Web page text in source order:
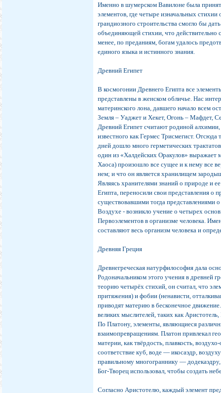
Именно в шумерском Вавилоне была
элементов, где четыре изначальных
грандиозного строительства смогло бы
объединяющей стихии, что
менее, по преданиям, богам удалось
единого языка и истинного знания.
Древний Египет
В космогонии Древнего Египта все
представлены в женском обличье. Нас
материнского лона, давшего начало всем
Земля – Уаджет и Хекет, Огонь – Мафдет,
Древний Египет считают родиной алхимии,
известного как Гермес Трисмегист.
дней дошло много герметических
один из «Халдейских Оракулов»
Хаоса) произошло все сущее и к нему все
нем; и что он является хранилищем
Являясь хранителями знаний о природе и
Египта, переносили свои представления о
существовавшими тогда представлениями
Воздухе - возникло учение о четырех
Первоэлементов в организме человека.
составляют весь организм человека и
Древняя Греция
Древнегреческая натурфилософия дала
Родоначальником этого учения в древней
теорию четырёх стихий, он считал, что
притяжения) и фобии (ненависти,
приводят материю в бесконечное
великих мыслителей, таких как
По Платону, элементы, являющиеся
взаимопревращениям. Платон привлекал
материи, как твёрдость, плавкость,
соответствие куб, воде — икосаэдр,
правильному многограннику —
Бог-Творец использовал, чтобы создать
Согласно Аристотелю, каждый элемент